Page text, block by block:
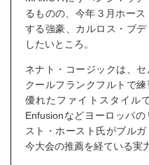
るものの、今年３月ホー
する強豪、カルロス・ブ
したいところ。
ネナト・コージックは、
クールフランクフルトで
優れたファイトスタイル
Enfusionなどヨーロッパの
スト・ホースト氏がブル
今大会の推薦を経ている実